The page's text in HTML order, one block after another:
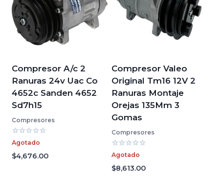
Compresor A/c 2
Ranuras 24v Uac Co
4652c Sanden 4652
Sd7h15
Compresores
Valorado
con
0
de
Agotado
$4,676.00
Compresor Valeo
Original Tm16 12V 2
Ranuras Montaje
Orejas 135Mm 3
Gomas
Compresores
Valorado
con
0
de
Agotado
$8,613.00